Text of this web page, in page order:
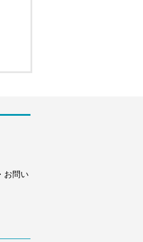
お問い